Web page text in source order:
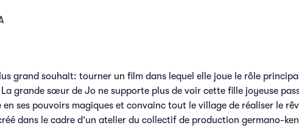
grand souhait: tourner un film dans lequel elle joue le rôle
grande sœur de Jo ne supporte plus de voir cette fille joyeuse
ses pouvoirs magiques et convainc tout le village de réaliser le
dans le cadre d’un atelier du collectif de production germano-